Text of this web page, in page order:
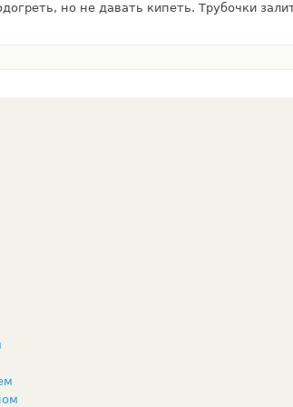
но не давать кипеть. Трубочки